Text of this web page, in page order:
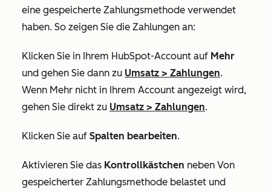
eine gespeicherte Zahlungsmethode verwendet
haben. So zeigen Sie die Zahlungen an:
Klicken Sie in Ihrem HubSpot-Account auf Mehr
und gehen Sie dann zu Umsatz > Zahlungen.
Wenn Mehr nicht in Ihrem Account angezeigt wird,
gehen Sie direkt zu Umsatz > Zahlungen.
Klicken Sie auf Spalten bearbeiten.
Aktivieren Sie das Kontrollkästchen neben Von
gespeicherter Zahlungsmethode belastet und